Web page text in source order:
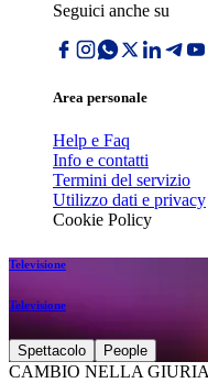
Seguici anche su
Area personale
Help e Faq
Info e contatti
Termini del servizio
Utilizzo dati e privacy
Cookie Policy
Televisione
Televisione
Spettacolo People
CAMBIO NELLA GIURIA